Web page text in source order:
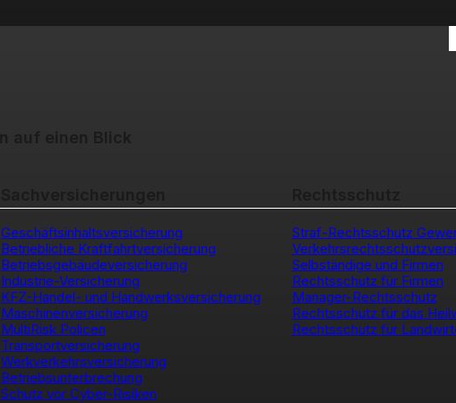
Geschäftsinhaltsversicherung
Betriebliche Kraftfahrtversicherung
Betriebsgebäudeversicherung
Industrie-Versicherung
KFZ-Handel- und Handwerksversicherung
Maschinenversicherung
MultiRisk Policen
Transportversicherung
Werkverkehrsversicherung
Betriebsunterbrechung
Schutz vor Cyber-Risiken
Straf-Rechtsschutz
Selbständige und Firmen
Rechtsschutz für Firmen
Manager-Rechtsschutz
Rechtsschutz für das
Rechtsschutz für